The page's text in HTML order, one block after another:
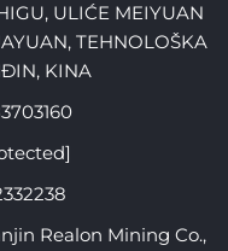
ULIĆE MEIYUAN
TEHNOLOŠKA
KINA
Realon Mining Co.,